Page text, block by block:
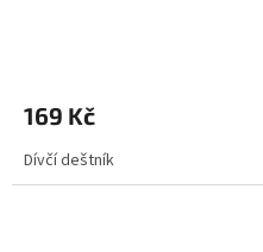
169 Kč
Dívčí deštník